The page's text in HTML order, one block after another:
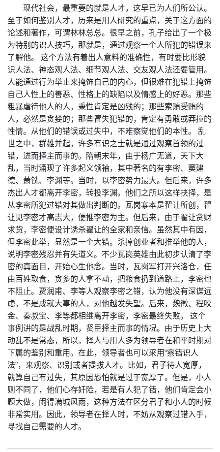
现代社会，最重要的就是人才，这早已为人们所公认。
至于如何鉴别人才，历来是用人研究的重点，关于这方面的
论述和著作，可谓林林总总。很早之前，孔子给出了一个极
为特别的识人技巧，那就是，通过观察一个人所犯的错误来
了解他。 这个方法有着出人意料的准确性，有时要比形貌
识人法、神态观人法、细节观人法、交友观人法还要管用。
人能通过行为举止来掩饰自己的内心，但很难在犯错上掩饰
自己人性上的善恶、性格上的缺陷以及情感上的好恶。那些
粗暴虐待他人的人，秉性肯定是凶残的；那些索贿受贿的
人，必然是贪婪的；那些冒失犯错的，肯定有勇敢或莽撞的
性情。从他们的错误或过失中，不难察觉他们的本性。 乱
世之中，群雄并起，许多有识之士就是通过观察首领的过
错，进而择主而事的。隋朝末年，由于杨广无道，天下大
乱，当时涌现了许多起义领袖，其中著名的有李密、窦建
德、萧铣、李渊等。当时，以李密势力最大。但后来，许多
杰出人才都离开李密，转投李渊。他们之所以这样抉择，是
从李密所犯过错对其做出判断的。瓦岗寨本是翟让所创，翟
让见李密才高志大，便推李密为主。但后来，由于翟让贪财
求货，李密便设计诱杀翟让的全家和亲信。虽然其中有因，
但李密此举，显然是一个大错。杀掉创业者和推举他的人，
说明李密残忍并有失道义。不少瓦岗英雄由此初步认清了李
密的真面目，开始心生他念。当时，瓦岗军打开兴洛仓，任
由百姓取食，贪多的人拿不动，把粮食扔到道路上，李密也
不阻止。贾润甫、李等人观察李密之错，认为他没有深谋远
虑，不是成就大事的人，对他越发失望。后来，魏徵、程咬
金、秦叔宝、李等都相继离开李密，李密最终失败。 这个
事例讲的是战乱时期，贤臣择主而事的情况。由于历史上大
动乱不是常态，所以，择人与用人多为领导者在和平时期对
下属的鉴别和重用。在此，领导者也可以采用“察错识人
法”，来观察、识别或者提拔人才。比如，君子待人宽厚，
就算自己有过失，其原因恐怕就是过于宽厚了。但是，小人
则不同了，他们心存奸险，若是有人犯了错，他们肯定会小
题大做，闹得满城风雨，这种方法在区分君子和小人的时候
非常实用。因此，领导者在择人时，不妨从观察过错入手，
寻找自己需要的人才。